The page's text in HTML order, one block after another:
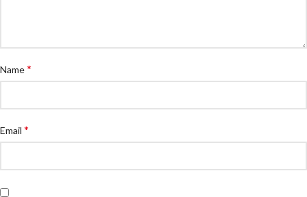
Name*
Email *